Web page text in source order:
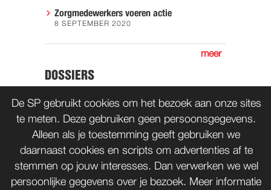
Zorgmedewerkers voeren actie
8 SEPTEMBER 2020
meer
DOSSIERS
CONTACT WORD LID
De SP gebruikt cookies om het bezoek aan onze sites
te meten. Deze gebruiken geen persoonsgegevens.
Alleen als je toestemming geeft gebruiken we
daarnaast cookies en scripts om advertenties af te
stemmen op jouw interesses. Dan verwerken we wel
persoonlijke gegevens over je bezoek. Meer informatie